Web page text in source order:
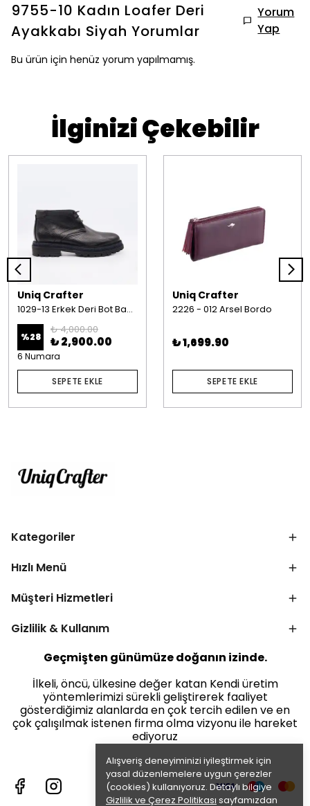
Alışveriş deneyiminizi iyileştirmek için
yasal düzenlemelere uygun çerezler
(cookies) kullanıyoruz. Detaylı bilgiye
Gizlilik ve Çerez Politikası sayfamızdan
9755-10 Kadın Loafer Deri
Ayakkabı Siyah Yorumlar
Yorum
Yap
Bu ürün için henüz yorum yapılmamış.
İlginizi Çekebilir
Uniq Crafter
1029-13 Erkek Deri Bot Bağcıklı Siyah
%28
₺ 4,000.00
₺ 2,900.00
6 Numara
SEPETE EKLE
Uniq Crafter
2226 - 012 Arsel Bordo
₺ 1,699.90
SEPETE EKLE
Kategoriler
Hızlı Menü
Müşteri Hizmetleri
Gizlilik & Kullanım
Geçmişten günümüze doğanın izinde.
İlkeli, öncü, ülkesine değer katan Kendi üretim
yöntemlerimizi sürekli geliştirerek faaliyet
gösterdiğimiz alanlarda en çok tercih edilen ve en
çok çalışılmak istenen firma olma vizyonu ile hareket
ediyoruz